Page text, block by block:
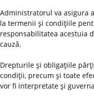
Administratorul va asigura
la termenii şi condiţiile
responsabilitatea acestuia
cauză.
Drepturile şi obligaţiile
condiţii, precum şi toate
vor fi interpretate şi